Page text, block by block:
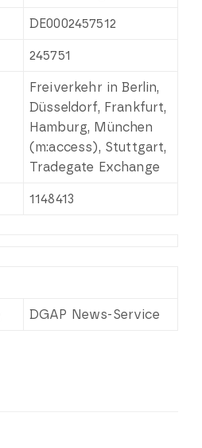
DE0002457512
245751
Freiverkehr in Berlin,
Düsseldorf, Frankfurt,
Hamburg, München
(m:access), Stuttgart,
Tradegate Exchange
1148413
DGAP News-Service